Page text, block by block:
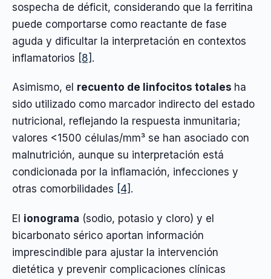
sospecha de déficit, considerando que la ferritina
puede comportarse como reactante de fase
aguda y dificultar la interpretación en contextos
inflamatorios [8] .
Asimismo, el recuento de linfocitos totales ha
sido utilizado como marcador indirecto del estado
nutricional, reflejando la respuesta inmunitaria;
valores <1500 células/mm³ se han asociado con
malnutrición, aunque su interpretación está
condicionada por la inflamación, infecciones y
otras comorbilidades [4] .
El ionograma (sodio, potasio y cloro) y el
bicarbonato sérico aportan información
imprescindible para ajustar la intervención
dietética y prevenir complicaciones clínicas